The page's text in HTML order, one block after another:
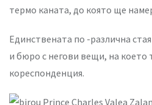
термо каната, до която ще
Единствената по -различна
и бюро с негови вещи, на което
кореспонденция.